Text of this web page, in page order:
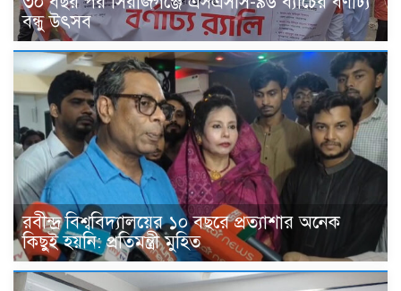
বন্ধু উৎসব
রবীন্দ্র বিশ্ববিদ্যালয়ের ১০ বছরে প্রত্যাশার অনেক
কিছুই হয়নি: প্রতিমন্ত্রী মুহিত